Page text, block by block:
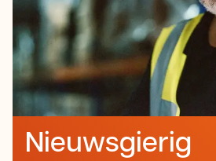
Nieuwsgierig